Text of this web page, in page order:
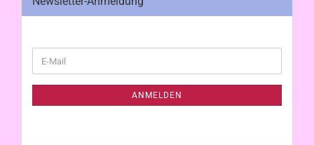
ZUR
E-
Mail
ANMELDEN